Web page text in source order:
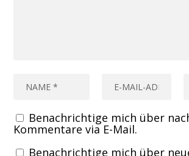
Benachrichtige mich über
Kommentare via E-Mail.
Benachrichtige mich über